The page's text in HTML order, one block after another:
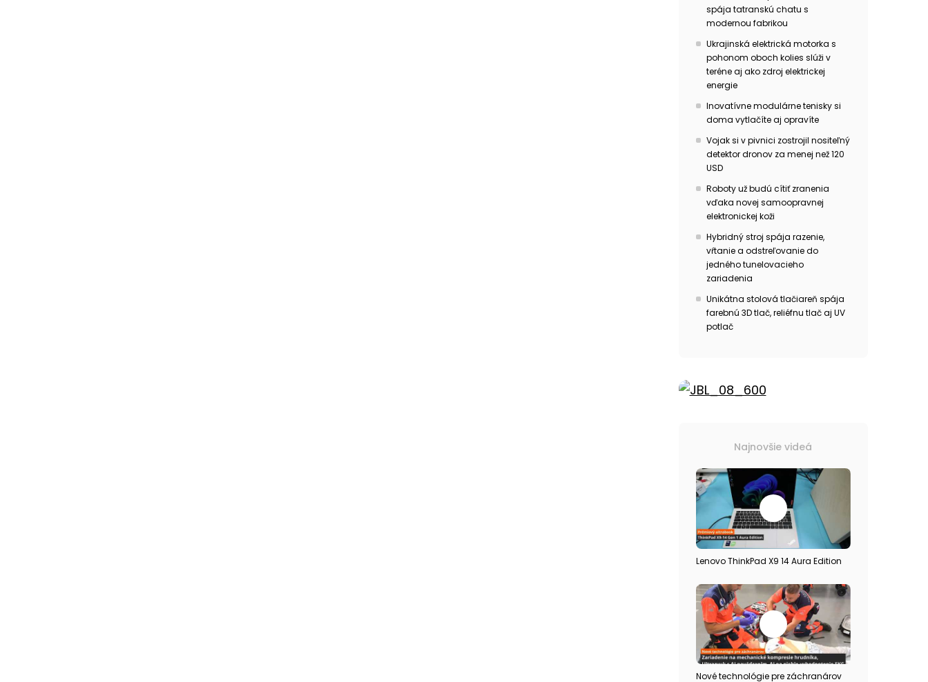
spája tatranskú chatu s
modernou fabrikou
Ukrajinská elektrická motorka s
pohonom oboch kolies slúži v
teréne aj ako zdroj elektrickej
energie
Inovatívne modulárne tenisky si
doma vytlačíte aj opravíte
Vojak si v pivnici zostrojil nositeľný
detektor dronov za menej než 120
USD
Roboty už budú cítiť zranenia
vďaka novej samoopravnej
elektronickej koži
Hybridný stroj spája razenie,
vŕtanie a odstreľovanie do
jedného tunelovacieho
zariadenia
Unikátna stolová tlačiareň spája
farebnú 3D tlač, reliéfnu tlač aj UV
potlač
Najnovšie videá
Lenovo ThinkPad X9 14 Aura Edition
Nové technológie pre záchranárov